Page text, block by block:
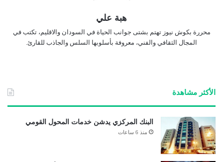
هبة علي
محررة بكوش نيوز تهتم بشتى جوانب الحياة في السودان والاقليم، تكتب في
المجال الثقافي والفني، معروفة بأسلوبها السلس والجاذب للقارئ.
الأكثر مشاهدة
البنك المركزي يدشن خدمات المحول القومي
منذ 6 ساعات